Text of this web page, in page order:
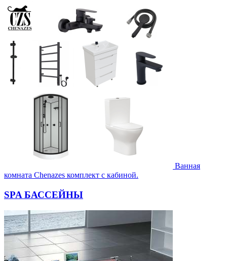
Ванная
комната Chenazes комплект с кабиной.
SPA БАССЕЙНЫ